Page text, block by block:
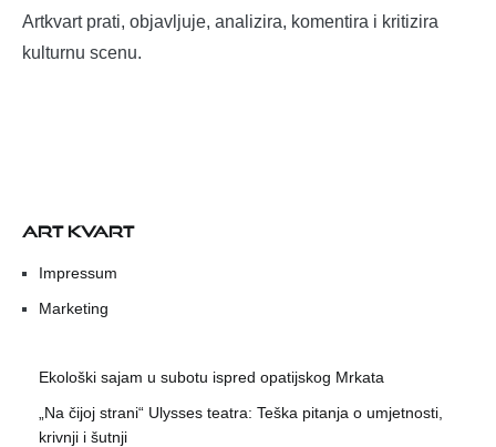
Artkvart prati, objavljuje, analizira, komentira i kritizira
kulturnu scenu.
ART KVART
Impressum
Marketing
Ekološki sajam u subotu ispred opatijskog Mrkata
„Na čijoj strani“ Ulysses teatra: Teška pitanja o umjetnosti,
krivnji i šutnji